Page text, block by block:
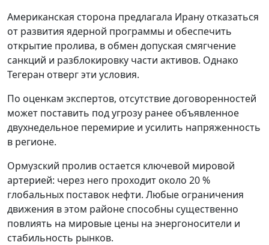
Американская сторона предлагала Ирану отказаться
от развития ядерной программы и обеспечить
открытие пролива, в обмен допуская смягчение
санкций и разблокировку части активов. Однако
Тегеран отверг эти условия.
По оценкам экспертов, отсутствие договоренностей
может поставить под угрозу ранее объявленное
двухнедельное перемирие и усилить напряженность
в регионе.
Ормузский пролив остается ключевой мировой
артерией: через него проходит около 20 %
глобальных поставок нефти. Любые ограничения
движения в этом районе способны существенно
повлиять на мировые цены на энергоносители и
стабильность рынков.